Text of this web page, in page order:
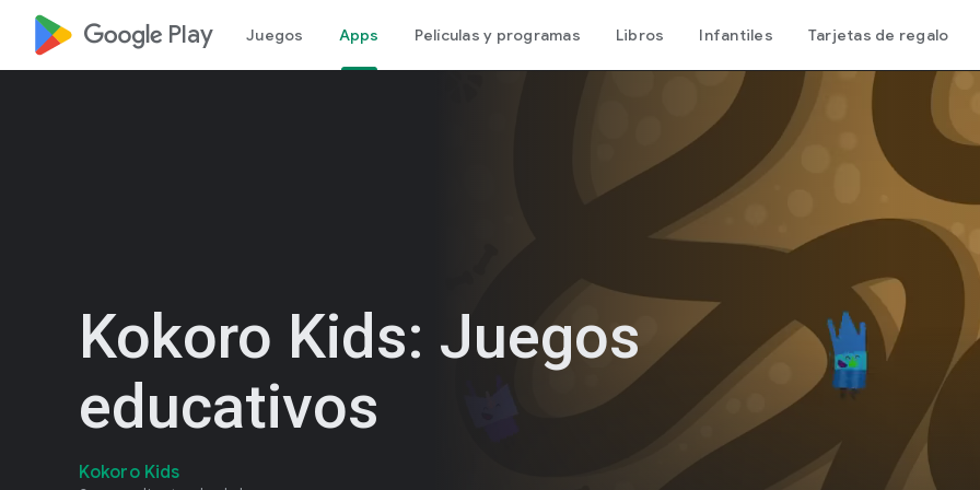
google_logo Play Juegos Apps Películas y programas Libros Infantiles Tarjetas de regalo
Kokoro Kids: Juegos
educativos
Kokoro Kids